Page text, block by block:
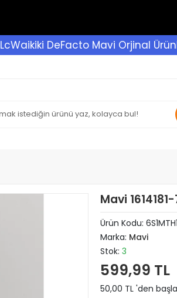
LcWaikiki DeFacto Mavi Orjinal
Mavi
Ürün Kodu:
Marka: Mavi
Stok: 3
599,99 TL
50,00 TL 'den